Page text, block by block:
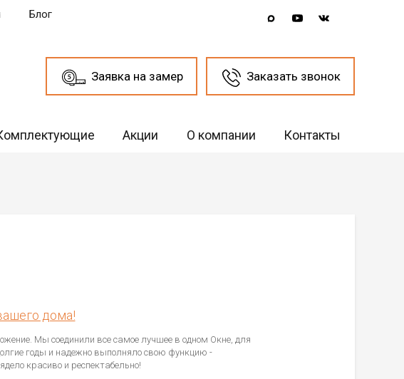
Блог
Заявка на замер Заказать звонок
Акции О компании Контакты
дома!
Мы соединили все самое лучшее в одном Окне, для
годы и надежно выполняло свою функцию -
красиво и респектабельно!